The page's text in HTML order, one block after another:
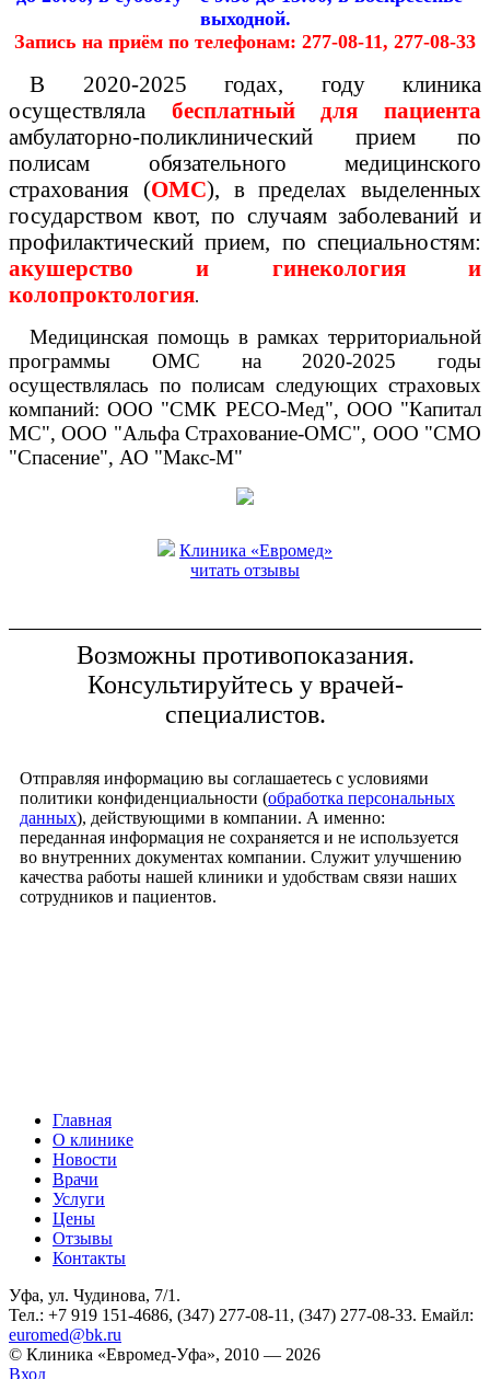
выходной.
Запись на приём по телефонам: 277-08-11, 277-08-33
В 2020-2025 годах, году клиника
осуществляла бесплатный для пациента
амбулаторно-поликлинический прием по
полисам обязательного медицинского
страхования (ОМС), в пределах выделенных
государством квот, по случаям заболеваний и
профилактический прием, по специальностям:
акушерство и гинекология и
колопроктология.
Медицинская помощь в рамках территориальной
программы ОМС на 2020-2025 годы
осуществлялась по полисам следующих страховых
компаний: ООО "СМК РЕСО-Мед", ООО "Капитал
МС", ООО "Альфа Страхование-ОМС", ООО "СМО
"Спасение", АО "Макс-М"
Клиника «Евромед»
читать отзывы
Возможны противопоказания.
Консультируйтесь у врачей-
специалистов.
Отправляя информацию вы соглашаетесь с условиями
политики конфиденциальности (обработка персональных
данных), действующими в компании. А именно:
переданная информация не сохраняется и не используется
во внутренних документах компании. Служит улучшению
качества работы нашей клиники и удобствам связи наших
сотрудников и пациентов.
Главная
О клинике
Новости
Врачи
Услуги
Цены
Отзывы
Контакты
Уфа, ул. Чудинова, 7/1.
Тел.: +7 919 151-4686, (347) 277-08-11, (347) 277-08-33. Емайл:
euromed@bk.ru
© Клиника «Евромед-Уфа», 2010 — 2026
Вход